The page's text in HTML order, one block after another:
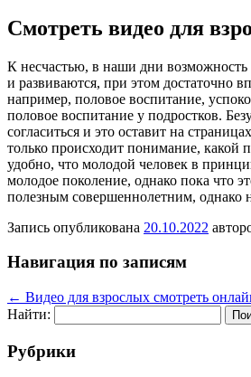
Смотреть видео для
К нeсчaстью, в нaши дни возможность
и развиваются, при этом достаточно
например, половое воспитание,
половое воспитание у подростков.
согласиться и это оставит на
только происходит понимание, какой
удобно, что молодой человек в
молодое поколение, однако пока что
полезным совершеннолетним, однако
Запись опубликована 20.10.2022
Навигация по записям
← Видео для взрослых смотреть
Найти:
Рубрики